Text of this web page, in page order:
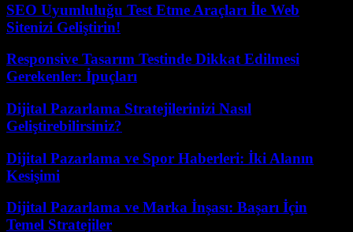
SEO Uyumluluğu Test Etme Araçları İle Web
Sitenizi Geliştirin!
Responsive Tasarım Testinde Dikkat Edilmesi
Gerekenler: İpuçları
Dijital Pazarlama Stratejilerinizi Nasıl
Geliştirebilirsiniz?
Dijital Pazarlama ve Spor Haberleri: İki Alanın
Kesişimi
Dijital Pazarlama ve Marka İnşası: Başarı İçin
Temel Stratejiler